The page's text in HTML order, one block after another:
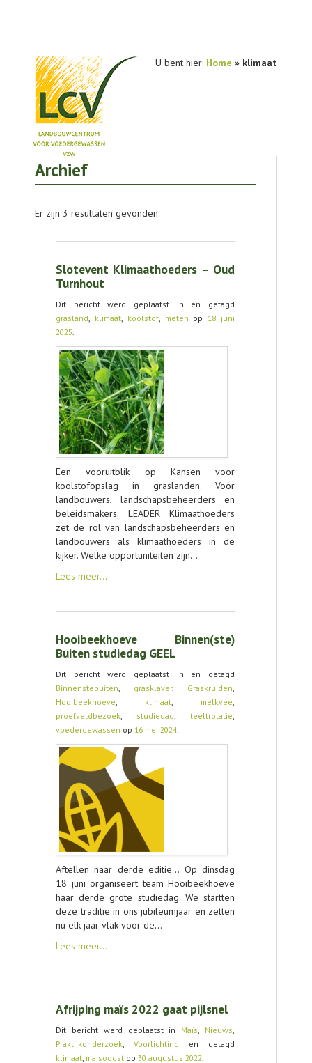
U bent hier: Home » klimaat
NIEUWS
AGENDA
OVER LCV
CONTACT
Archief
Er zijn 3 resultaten gevonden.
Slotevent Klimaathoeders – Oud
Turnhout
Dit bericht werd geplaatst in en getagd
grasland, klimaat, koolstof, meten op 18 juni
2025.
Een vooruitblik op Kansen voor
koolstofopslag in graslanden. Voor
landbouwers, landschapsbeheerders en
beleidsmakers. LEADER Klimaathoeders
zet de rol van landschapsbeheerders en
landbouwers als klimaathoeders in de
kijker. Welke opportuniteiten zijn…
Lees meer…
Hooibeekhoeve Binnen(ste)
Buiten studiedag GEEL
Dit bericht werd geplaatst in en getagd
Binnenstebuiten, grasklaver, Graskruiden,
Hooibeekhoeve, klimaat, melkvee,
proefveldbezoek, studiedag, teeltrotatie,
voedergewassen op 16 mei 2024.
Aftellen naar derde editie… Op dinsdag
18 juni organiseert team Hooibeekhoeve
haar derde grote studiedag. We startten
deze traditie in ons jubileumjaar en zetten
nu elk jaar vlak voor de…
Lees meer…
Afrijping maïs 2022 gaat pijlsnel
Dit bericht werd geplaatst in Maïs, Nieuws,
Praktijkonderzoek, Voorlichting en getagd
klimaat, maisoogst op 30 augustus 2022.